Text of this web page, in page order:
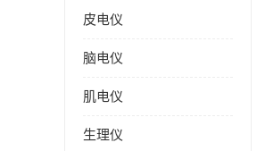
皮电仪
脑电仪
肌电仪
生理仪